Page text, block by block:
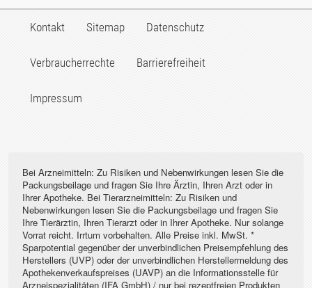
Kontakt Sitemap Datenschutz
Verbraucherrechte Barrierefreiheit
Impressum
Bei Arzneimitteln: Zu Risiken und Nebenwirkungen lesen Sie die
Packungsbeilage und fragen Sie Ihre Ärztin, Ihren Arzt oder in
Ihrer Apotheke. Bei Tierarzneimitteln: Zu Risiken und
Nebenwirkungen lesen Sie die Packungsbeilage und fragen Sie
Ihre Tierärztin, Ihren Tierarzt oder in Ihrer Apotheke. Nur solange
Vorrat reicht. Irrtum vorbehalten. Alle Preise inkl. MwSt. *
Sparpotential gegenüber der unverbindlichen Preisempfehlung des
Herstellers (UVP) oder der unverbindlichen Herstellermeldung des
Apothekenverkaufspreises (UAVP) an die Informationsstelle für
Arzneispezialitäten (IFA GmbH) / nur bei rezeptfreien Produkten